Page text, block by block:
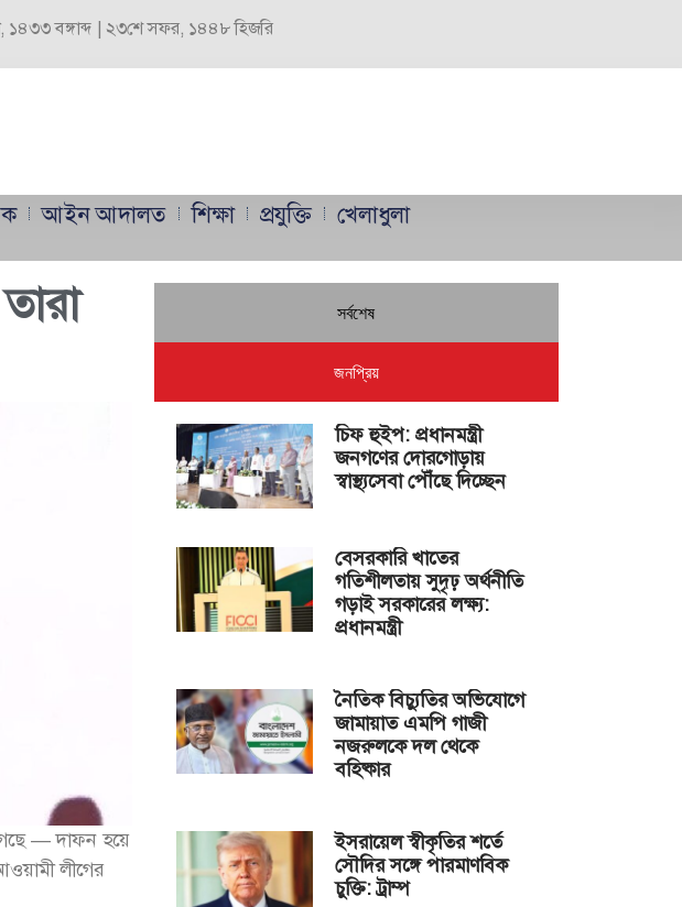
১৪৩৩ বঙ্গাব্দ | ২৩শে সফর, ১৪৪৮ হিজরি
আইন আদালত শিক্ষা প্রযুক্তি খেলাধুলা
— দাফন হয়ে
লীগের
সর্বশেষ
জনপ্রিয়
চিফ হুইপ: প্রধানমন্ত্রী
জনগণের দোরগোড়ায়
স্বাস্থ্যসেবা পৌঁছে দিচ্ছেন
বেসরকারি খাতের
গতিশীলতায় সুদৃঢ় অর্থনীতি
গড়াই সরকারের লক্ষ্য:
প্রধানমন্ত্রী
নৈতিক বিচ্যুতির অভিযোগে
জামায়াত এমপি গাজী
নজরুলকে দল থেকে
বহিষ্কার
ইসরায়েল স্বীকৃতির শর্তে
সৌদির সঙ্গে পারমাণবিক
চুক্তি: ট্রাম্প